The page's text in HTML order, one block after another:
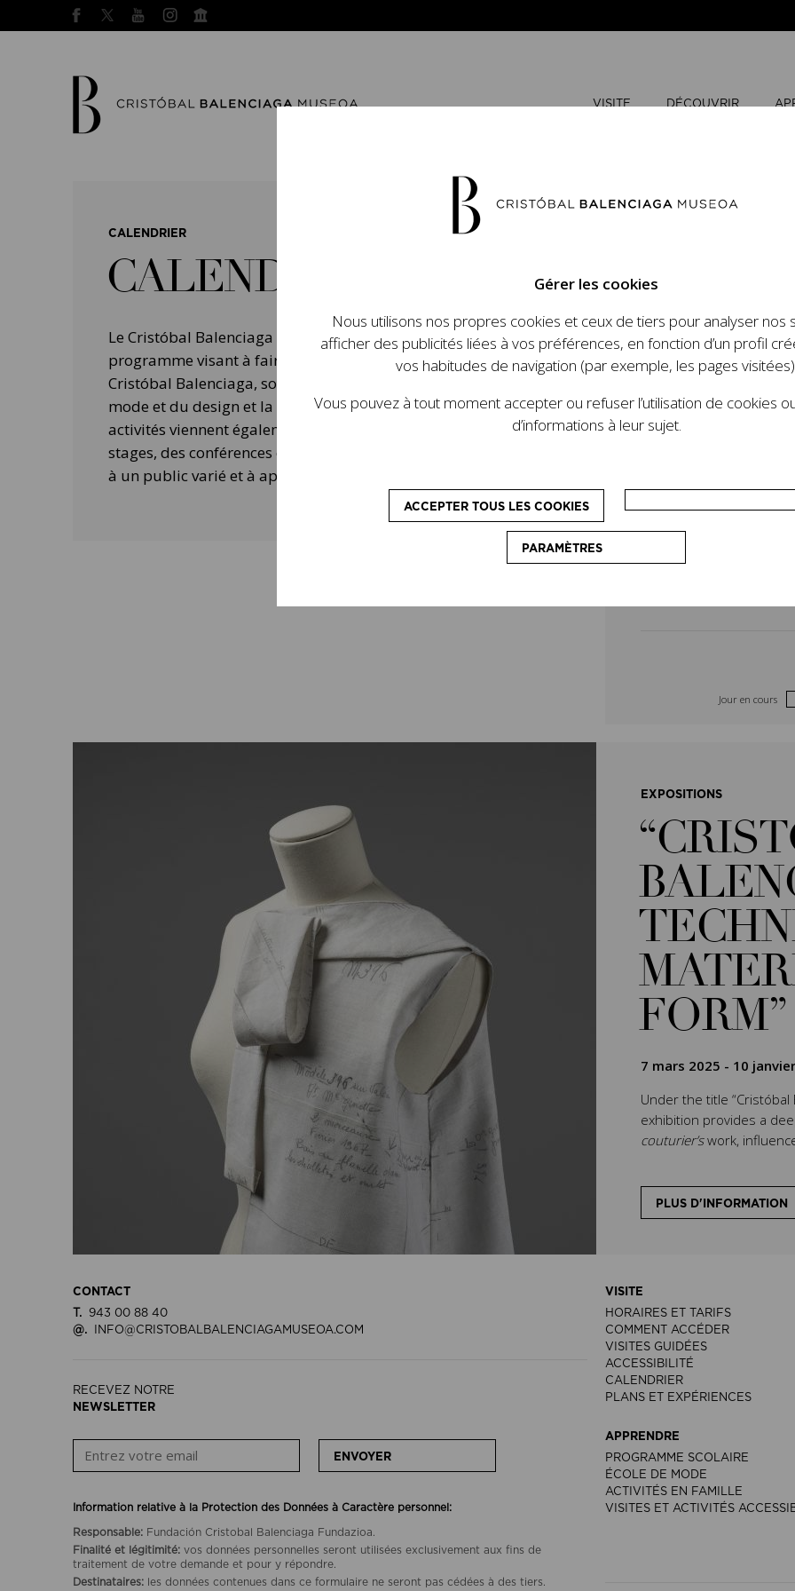
VISITE DÉCOUVRIR
CALENDRIER
CALENDRIER
Le Cristóbal Balenciaga Museoa a mis en place un ambitieux
programme visant à faire connaître la vie et le travail de
Cristóbal Balenciaga, son importance dans l'histoire de la
mode et du design et la contemporanéité de son legs. D’autres
activités viennent également compléter le programme : des
stages, des conférences ou des ateliers pédagogiques, destinés
à un public varié et à approfondir la vision du couturier.
4 5
18
Jour en cours
EXPOSITIONS
FORM”
7 mars 2025 - 10
Under the title “Cristóbal
exhibition provides a
couturier’swork,
PLUS D'INFORMATION
CONTACT
T.
943 00 88 40
@.
INFO@CRISTOBALBALENCIAGAMUSEOA.COM
RECEVEZ NOTRE
NEWSLETTER
ENVOYER
Information relative à la Protection des Données à Caractère personnel:
Responsable: Fundación Cristobal Balenciaga Fundazioa.
Finalité et légitimité: vos données personnelles seront utilisées exclusivement aux fins de
traitement de votre demande et pour y répondre.
Destinataires: les données contenues dans ce formulaire ne seront pas cédées à des tiers.
VISITE
HORAIRES ET TARIFS
COMMENT ACCÉDER
VISITES GUIDÉES
ACCESSIBILITÉ
CALENDRIER
PLANS ET EXPÉRIENCES
APPRENDRE
PROGRAMME SCOLAIRE
ÉCOLE DE MODE
ACTIVITÉS EN FAMILLE
VISITES ET ACTIVITÉS
Gérer les cookies
Nous utilisons nos propres cookies et ceux de tiers pour analyser nos
afficher des publicités liées à vos préférences, en fonction d’un profil
vos habitudes de navigation (par exemple, les pages
Vous pouvez à tout moment accepter ou refuser l’utilisation de cookies
d’informations à leur sujet.
ACCEPTER TOUS LES COOKIES
PARAMÈTRES